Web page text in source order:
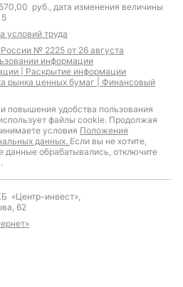
руб., дата изменения величины
условий труда
№ 2225 от 26 августа
информации
| Раскрытие информации
рынка ценных бумаг | Финансовый
повышения удобства пользования
файлы cookie. Продолжая
условия Положения
данных. Если вы не хотите,
данные обрабатывались, отключите
«Центр-инвест»,
62